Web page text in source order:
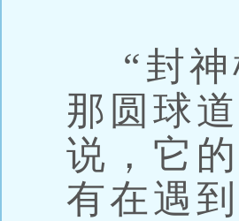
“封神
那圆球
说，它
有在遇